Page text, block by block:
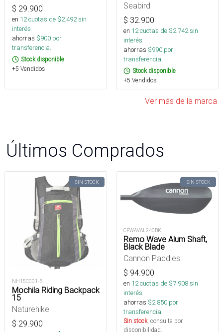
$ 29.900
en 12cuotas de $2.492sin
interés
ahorras $900 por
transferencia.
Stock disponible
+5 Vendidos
Seabird
$ 32.900
en 12cuotas de $2.742sin
interés
ahorras $990 por
transferencia.
Stock disponible
+5 Vendidos
Ver más de la marca
Últimos Comprados
SIN STOCK
NH15C001-B
Mochila Riding Backpack
15
Naturehike
$ 29.900
SIN STOCK
CPWAVAL240BK
Remo Wave Alum Shaft,
Black Blade
Cannon Paddles
$ 94.900
en 12cuotas de $7.908sin
interés
ahorras $2.850 por
transferencia.
Sin stock, consulta por
disponibilidad.